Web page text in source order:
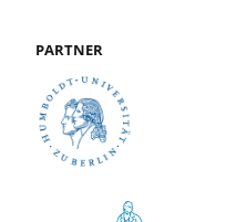
PARTNER